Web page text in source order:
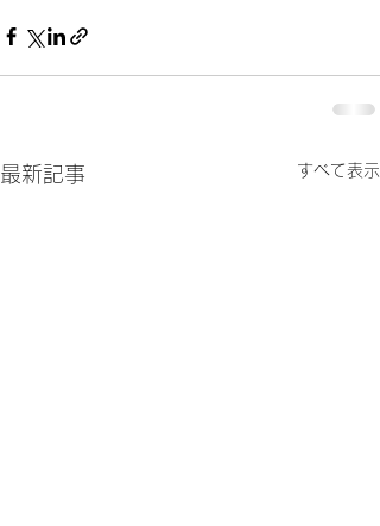
最新記事 すべて表示